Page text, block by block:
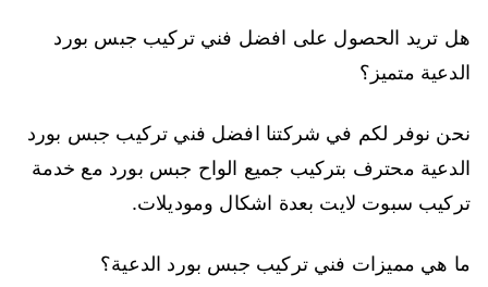
هل تريد الحصول على افضل فني تركيب جبس بورد
الدعية متميز؟
نحن نوفر لكم في شركتنا افضل فني تركيب جبس بورد
الدعية محترف بتركيب جميع الواح جبس بورد مع خدمة
تركيب سبوت لايت بعدة اشكال وموديلات.
ما هي مميزات فني تركيب جبس بورد الدعية؟